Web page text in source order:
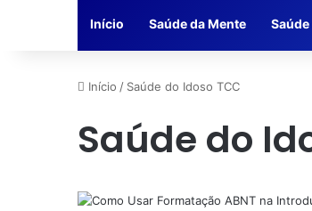
Início Saúde da Mente
Início / Saúde do Idoso TCC
Saúde do